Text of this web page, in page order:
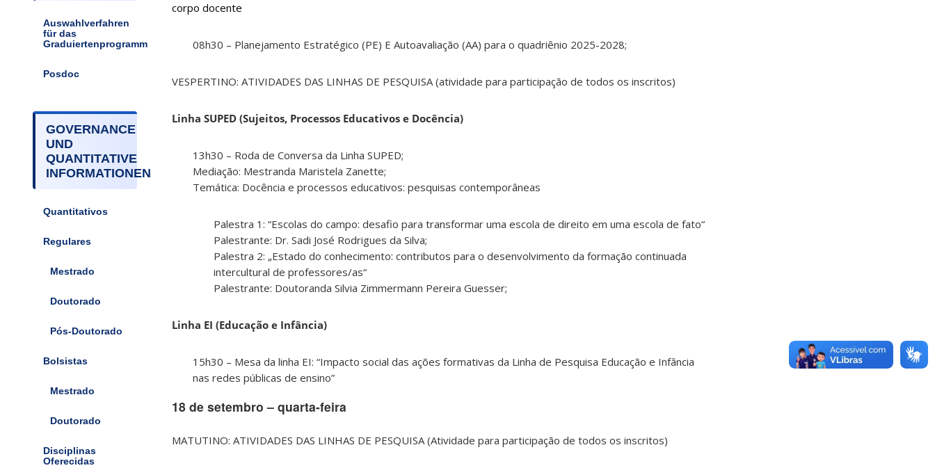
Auswahlverfahren
für das
Graduiertenprogramm
Posdoc
GOVERNANCE
UND
QUANTITATIVE
INFORMATIONEN
Quantitativos
Regulares
Mestrado
Doutorado
Pós-Doutorado
Bolsistas
Mestrado
Doutorado
Disciplinas
Oferecidas
corpo docente
08h30 – Planejamento Estratégico (PE) E Autoavaliação (AA) para o quadriênio 2025-2028;
VESPERTINO: ATIVIDADES DAS LINHAS DE PESQUISA (atividade para participação de todos os inscritos)
Linha SUPED (Sujeitos, Processos Educativos e Docência)
13h30 – Roda de Conversa da Linha SUPED;
Mediação: Mestranda Maristela Zanette;
Temática: Docência e processos educativos: pesquisas contemporâneas
Palestra 1: “Escolas do campo: desafio para transformar uma escola de direito em uma escola de fato“
Palestrante: Dr. Sadi José Rodrigues da Silva;
Palestra 2: „Estado do conhecimento: contributos para o desenvolvimento da formação continuada
intercultural de professores/as“
Palestrante: Doutoranda Silvia Zimmermann Pereira Guesser;
Linha EI (Educação e Infância)
15h30 – Mesa da linha EI: “Impacto social das ações formativas da Linha de Pesquisa Educação e Infância
nas redes públicas de ensino”
18 de setembro – quarta-feira
MATUTINO: ATIVIDADES DAS LINHAS DE PESQUISA (Atividade para participação de todos os inscritos)